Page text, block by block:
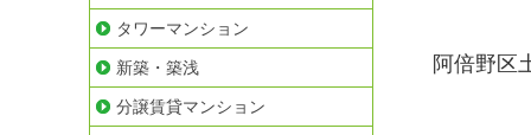
阿倍野区
タワーマンション
新築・築浅
分譲賃貸マンション